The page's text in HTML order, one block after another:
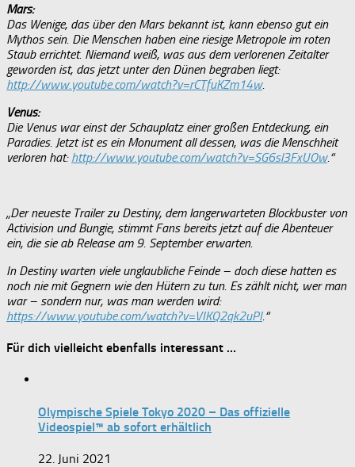
Mars:
Das Wenige, das über den Mars bekannt ist, kann ebenso gut ein
Mythos sein. Die Menschen haben eine riesige Metropole im roten
Staub errichtet. Niemand weiß, was aus dem verlorenen Zeitalter
geworden ist, das jetzt unter den Dünen begraben liegt:
http://www.youtube.com/watch?v=rCTfuKZm14w.
Venus:
Die Venus war einst der Schauplatz einer großen Entdeckung, ein
Paradies. Jetzt ist es ein Monument all dessen, was die Menschheit
verloren hat: http://www.youtube.com/watch?v=SG6sl3FxUOw.“
„Der neueste Trailer zu Destiny, dem langerwarteten Blockbuster von
Activision und Bungie, stimmt Fans bereits jetzt auf die Abenteuer
ein, die sie ab Release am 9. September erwarten.
In Destiny warten viele unglaubliche Feinde – doch diese hatten es
noch nie mit Gegnern wie den Hütern zu tun. Es zählt nicht, wer man
war – sondern nur, was man werden wird:
https://www.youtube.com/watch?v=VIKQ2qk2uPI.“
Für dich vielleicht ebenfalls interessant …
Olympische Spiele Tokyo 2020 – Das offizielle
Videospiel™ ab sofort erhältlich
22. Juni 2021